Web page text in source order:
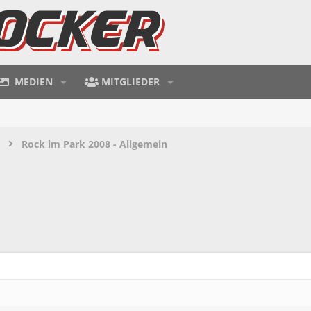
MEDIEN MITGLIEDER
Rock im Park 2008 - Allgemein